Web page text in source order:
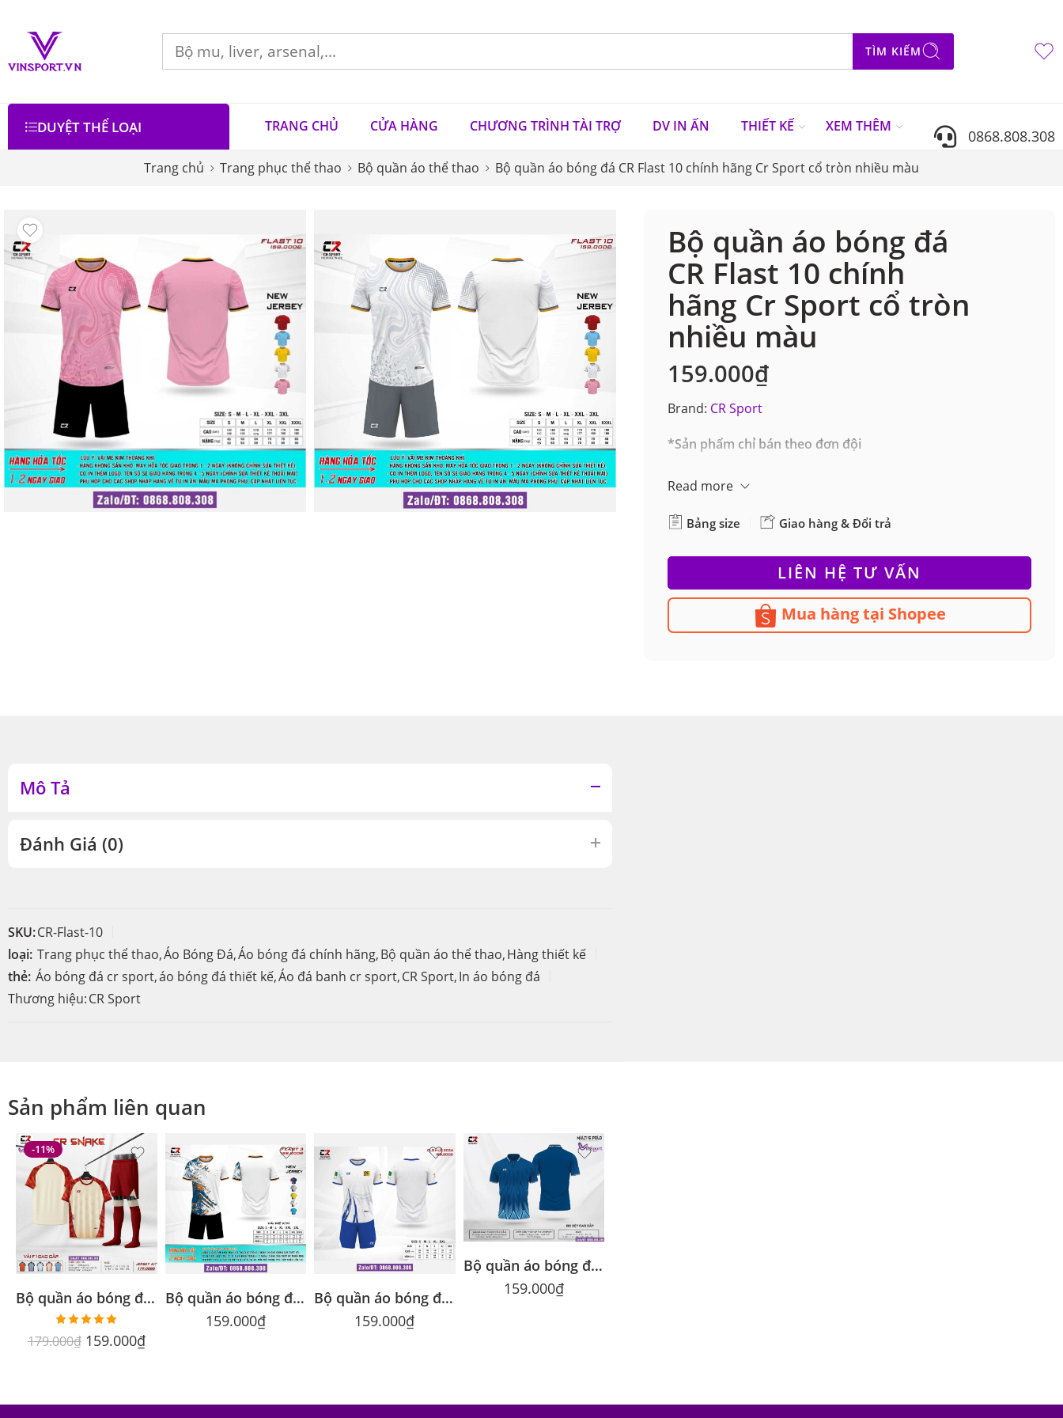
TÌM KIẾM
DUYỆT THỂ LOẠI TRANG CHỦ CỬA HÀNG CHƯƠNG TRÌNH TÀI TRỢ DV IN ẤN THIẾT KẾ XEM THÊM 0868.808.308
Trang chủ Trang phục thể thao Bộ quần áo thể thao Bộ quần áo bóng đá CR Flast 10 chính hãng Cr Sport cổ tròn nhiều màu
Bộ quần áo bóng đá
CR Flast 10 chính
hãng Cr Sport cổ tròn
nhiều màu
159.000₫
Brand: CR Sport
*Sản phẩm chỉ bán theo đơn đội
Read more
Bảng size Giao hàng & Đổi trả
LIÊN HỆ TƯ VẤN
Mua hàng tại Shopee
Mô Tả
Đánh Giá (0)
SKU:CR-Flast-10
loại: Trang phục thể thao,Áo Bóng Đá,Áo bóng đá chính hãng,Bộ quần áo thể thao,Hàng thiết kế
thẻ: Áo bóng đá cr sport,áo bóng đá thiết kế,Áo đá banh cr sport,CR Sport,In áo bóng đá
Thương hiệu:CR Sport
Sản phẩm liên quan
-11%
Bộ quần áo bóng đá CR Snake chính hãng CR Sport nhiều màu
Được xếp
hạng5.00
179.000₫ 159.000₫
Bộ quần áo bóng đá CR FLAST 3 chính hãng Cr Sport cổ tròn nhiều màu
159.000₫
Bộ quần áo bóng đá FC Huế màu trắng chính hãng Cr Sport cổ tròn
159.000₫
Bộ quần áo bóng đá Multi 5 Polo chính hãng CR Sport nhiều màu
159.000₫